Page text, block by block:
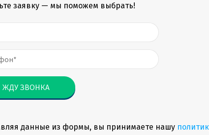
заявку — мы поможем выбрать!
данные из формы, вы принимаете нашу